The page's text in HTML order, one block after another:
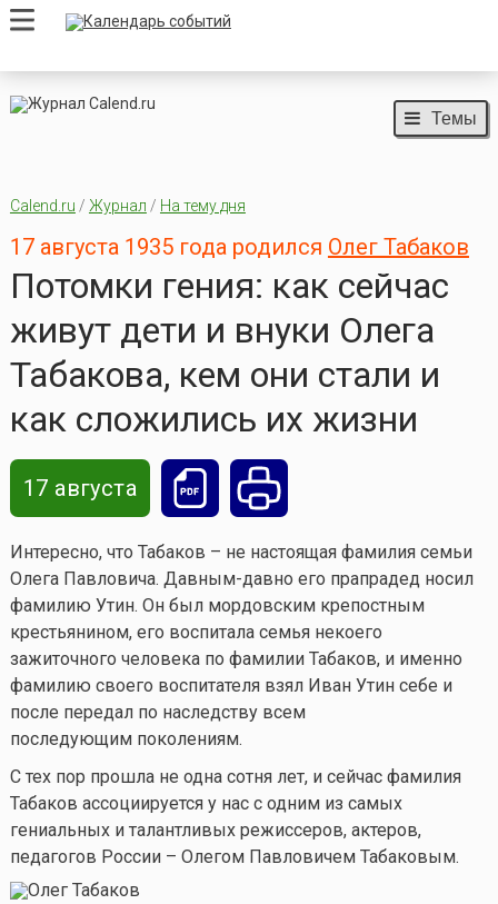
Темы
Calend.ru / Журнал / На тему дня
17 августа 1935 года родился Олег Табаков
Потомки гения: как сейчас
живут дети и внуки Олега
Табакова, кем они стали и
как сложились их жизни
17 августа
Интересно, что Табаков – не настоящая фамилия семьи
Олега Павловича. Давным-давно его прапрадед носил
фамилию Утин. Он был мордовским крепостным
крестьянином, его воспитала семья некоего
зажиточного человека по фамилии Табаков, и именно
фамилию своего воспитателя взял Иван Утин себе и
после передал по наследству всем
последующим поколениям.
С тех пор прошла не одна сотня лет, и сейчас фамилия
Табаков ассоциируется у нас с одним из самых
гениальных и талантливых режиссеров, актеров,
педагогов России – Олегом Павловичем Табаковым.